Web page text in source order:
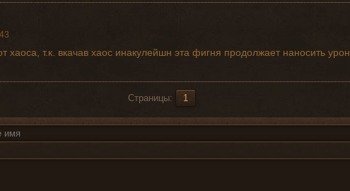
хаоса, т.к. вкачав хаос инакулейшн эта фигня продолжает наносить урон.
Страницы: 1